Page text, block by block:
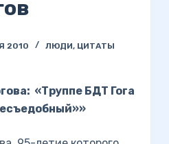
2010 ЛЮДИ, ЦИТАТЫ
«Труппе БДТ Гога